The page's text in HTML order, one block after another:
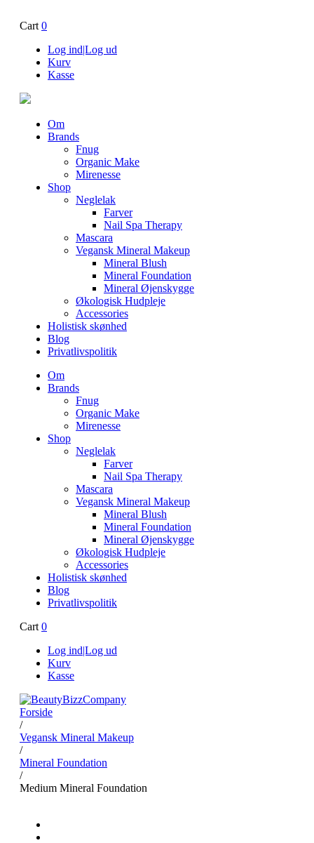
Cart 0
Log ind|Log ud
Kurv
Kasse
Om
Brands
Fnug
Organic Make
Mirenesse
Shop
Neglelak
Farver
Nail Spa Therapy
Mascara
Vegansk Mineral Makeup
Mineral Blush
Mineral Foundation
Mineral Øjenskygge
Økologisk Hudpleje
Accessories
Holistisk skønhed
Blog
Privatlivspolitik
Om
Brands
Fnug
Organic Make
Mirenesse
Shop
Neglelak
Farver
Nail Spa Therapy
Mascara
Vegansk Mineral Makeup
Mineral Blush
Mineral Foundation
Mineral Øjenskygge
Økologisk Hudpleje
Accessories
Holistisk skønhed
Blog
Privatlivspolitik
Cart 0
Log ind|Log ud
Kurv
Kasse
Forside
/
Vegansk Mineral Makeup
/
Mineral Foundation
/
Medium Mineral Foundation